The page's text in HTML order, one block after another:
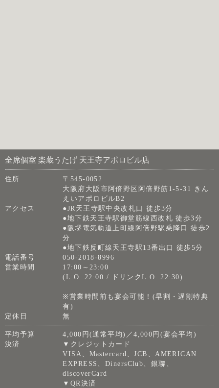
全席個室 楽蔵うたげ 天王寺アポロビル店
住所
〒545-0052
大阪府大阪市阿倍野区阿倍野筋1-5-31 きん
えいアポロビルB2
アクセス
●JR天王寺駅中央改札口 徒歩3分
●地下鉄天王寺駅御堂筋線西改札 徒歩3分
●阪堺電気軌道上町線阿倍野駅乗降口 徒歩2
分
●地下鉄反町線天王寺駅13番出口 徒歩5分
電話番号
050-2018-8996
営業時間
17:00～23:00
(L.O. 22:00 / ドリンクL.O. 22:30)
※営業時間前も宴会可能！(早割・遅割特典
有)
定休日
無
平均予算
4,000円(通常平均)／4,000円(宴会平均)
決済
▼クレジットカード
VISA、Mastercard、JCB、AMERICAN
EXPRESS、DinersClub、銀聯、
discoverCard
▼QR決済